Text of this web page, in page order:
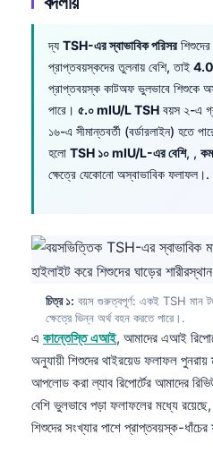
দ্য TSH-এর স্বাভাবিক পরিসর
প্রাপ্তবয়স্কদের তুলনায় বেশি, তাই
প্রাপ্তবয়স্ক কাটঅফ ভুলভাবে শিশুকে
পারে। ৫.০ mIU/L TSH বয়স ২-এ
১৬-এ সীমান্তবর্তী (বর্ডারলাইন) হতে
হলো TSH ১০ mIU/L-এর বেশি, ,
ক্ষেত্রে যেকোনো অস্বাভাবিক ফলাফল।.
চিত্র ১: বয়স গুরুত্বপূর্ণ: একই TSH মান
ক্ষেত্রে ভিন্ন অর্থ বহন করতে পারে।.
এ কান্তেস্তি এআই, আমাদের এআই
অনুযায়ী শিশুদের থাইরয়েড ফলাফল পুনরায়
আপলোড করা ল্যাব রিপোর্টের আমাদের
বেশি ভুলভাবে পড়া ফলাফলের মধ্যে
শিশুদের সংখ্যার পাশে প্রাপ্তবয়স্ক-ধাঁচের